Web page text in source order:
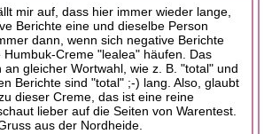
mir auf, dass hier immer wieder lange,
Berichte eine und dieselbe Person
dann, wenn sich negative Berichte
Humbuk-Creme "lealea" häufen. Das
an gleicher Wortwahl, wie z. B. "total" und
Berichte sind "total" ;-) lang. Also, glaubt
dieser Creme, das ist eine reine
lieber auf die Seiten von Warentest.
aus der Nordheide.